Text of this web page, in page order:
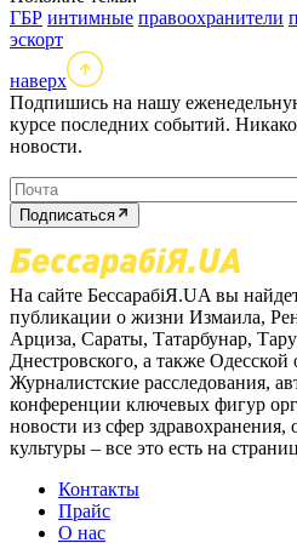
ГБР интимные правоохранители
эскорт
наверх
Подпишись на нашу
курсе последних событий.
новости.
Подписаться
На сайте БессарабіЯ.UA вы
публикации о жизни Измаила,
Арциза, Сараты, Татарбунар,
Днестровского, а также
Журналистские расследования,
конференции ключевых фигур
новости из сфер здравохранения,
культуры – все это есть на
Контакты
Прайс
О нас